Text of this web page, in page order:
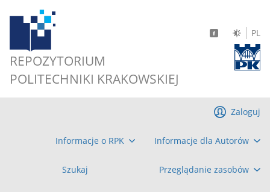
REPOZYTORIUM
POLITECHNIKI KRAKOWSKIEJ
PL
Informacje o RPK Informacje dla Autorów
Szukaj Przeglądanie zasobów
Zaloguj